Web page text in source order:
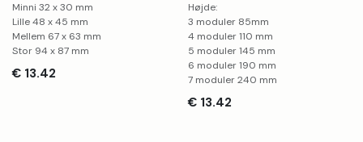
Minni 32 x 30 mm
Lille 48 x 45 mm
Mellem 67 x 63 mm
Stor 94 x 87 mm
€ 13.42
Højde:
3 moduler 85mm
4 moduler 110 mm
5 moduler 145 mm
6 moduler 190 mm
7 moduler 240 mm
€ 13.42